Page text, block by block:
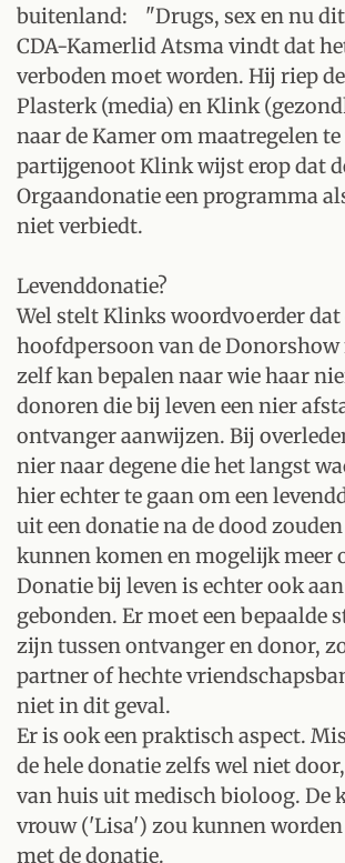
buitenland: "Drugs, sex en nu dit
CDA-Kamerlid Atsma vindt dat
verboden moet worden. Hij riep
Plasterk (media) en Klink
naar de Kamer om maatregelen
partijgenoot Klink wijst erop dat
Orgaandonatie een programma
niet verbiedt.
Levenddonatie?
Wel stelt Klinks woordvoerder dat
hoofdpersoon van de
zelf kan bepalen naar wie haar
donoren die bij leven een nier
ontvanger aanwijzen. Bij
nier naar degene die het langst
hier echter te gaan om een
uit een donatie na de dood
kunnen komen en mogelijk meer
Donatie bij leven is echter ook
gebonden. Er moet een bepaalde
zijn tussen ontvanger en donor,
partner of hechte
niet in dit geval.
Er is ook een praktisch aspect.
de hele donatie zelfs wel niet
van huis uit medisch bioloog. De
vrouw ('Lisa') zou kunnen
met de donatie.